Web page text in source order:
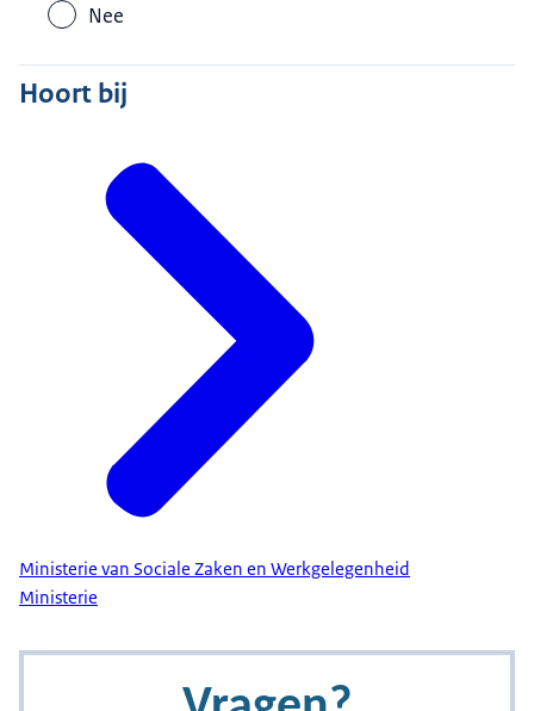
Nee
Hoort bij
Ministerie van Sociale Zaken en Werkgelegenheid
Ministerie